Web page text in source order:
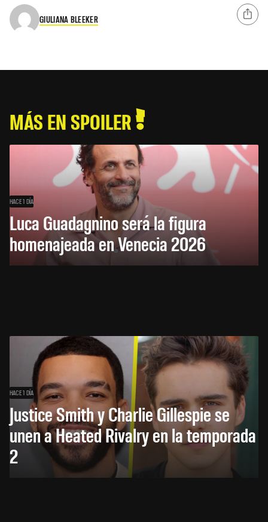
GIULIANA BLEEKER
MÁS EN SPOILER
HACE 1 DÍA
Luca Guadagnino será la figura
homenajeada en Venecia 2026
HACE 1 DÍA
Justice Smith y Charlie Gillespie se
unen a Heated Rivalry en la temporada
2